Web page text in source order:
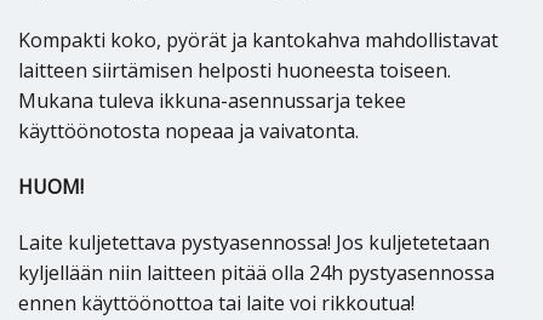
Kompakti koko, pyörät ja kantokahva mahdollistavat
laitteen siirtämisen helposti huoneesta toiseen.
Mukana tuleva ikkuna-asennussarja tekee
käyttöönotosta nopeaa ja vaivatonta.
HUOM!
Laite kuljetettava pystyasennossa! Jos kuljetetetaan
kyljellään niin laitteen pitää olla 24h pystyasennossa
ennen käyttöönottoa tai laite voi rikkoutua!